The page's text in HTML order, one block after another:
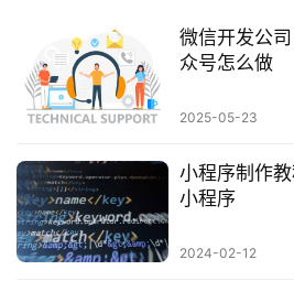
微信开发公
众号怎么做
2025-05-23
小程序制作
小程序
2024-02-12